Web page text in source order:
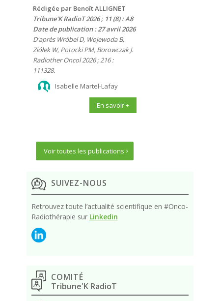
Rédigée par Benoît ALLIGNET
Tribune'K RadioT 2026 ; 11 (8) : A8
Date de publication : 27 avril 2026
D'après Wróbel D, Wojewoda B,
Ziółek W, Potocki PM, Borowczak J.
Radiother Oncol 2026 ; 216 :
111328.
Isabelle Martel-Lafay
En savoir +
Voir toutes les publications
SUIVEZ-NOUS
Retrouvez toute l’actualité scientifique en #Onco-
Radiothérapie sur Linkedin
COMITÉ
Tribune'K RadioT